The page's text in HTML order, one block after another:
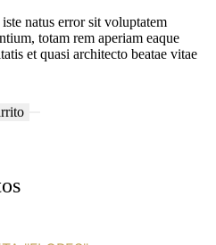
natus error sit voluptatem
totam rem aperiam eaque
et quasi architecto beatae vitae